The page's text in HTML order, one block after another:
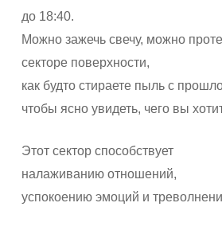
до 18:40.
Можно зажечь свечу, можно
секторе поверхности,
как будто стираете пыль с
чтобы ясно увидеть, чего вы
Этот сектор способствует
налаживанию отношений,
успокоению эмоций и